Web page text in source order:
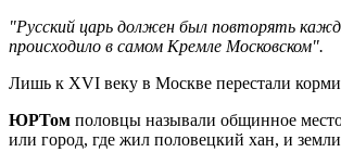
"Русский царь должен был повторять
происходило в самом Кремле Московском".
Лишь к XVI веку в Москве перестали
ЮРТом половцы называли общинное
или город, где жил половецкий хан, и